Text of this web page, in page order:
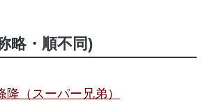
略・順不同)
隆（スーパー兄弟）